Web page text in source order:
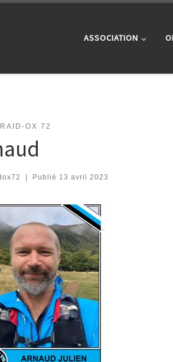
ASSOCIATION
OX 72
| Publié 13 avril 2023